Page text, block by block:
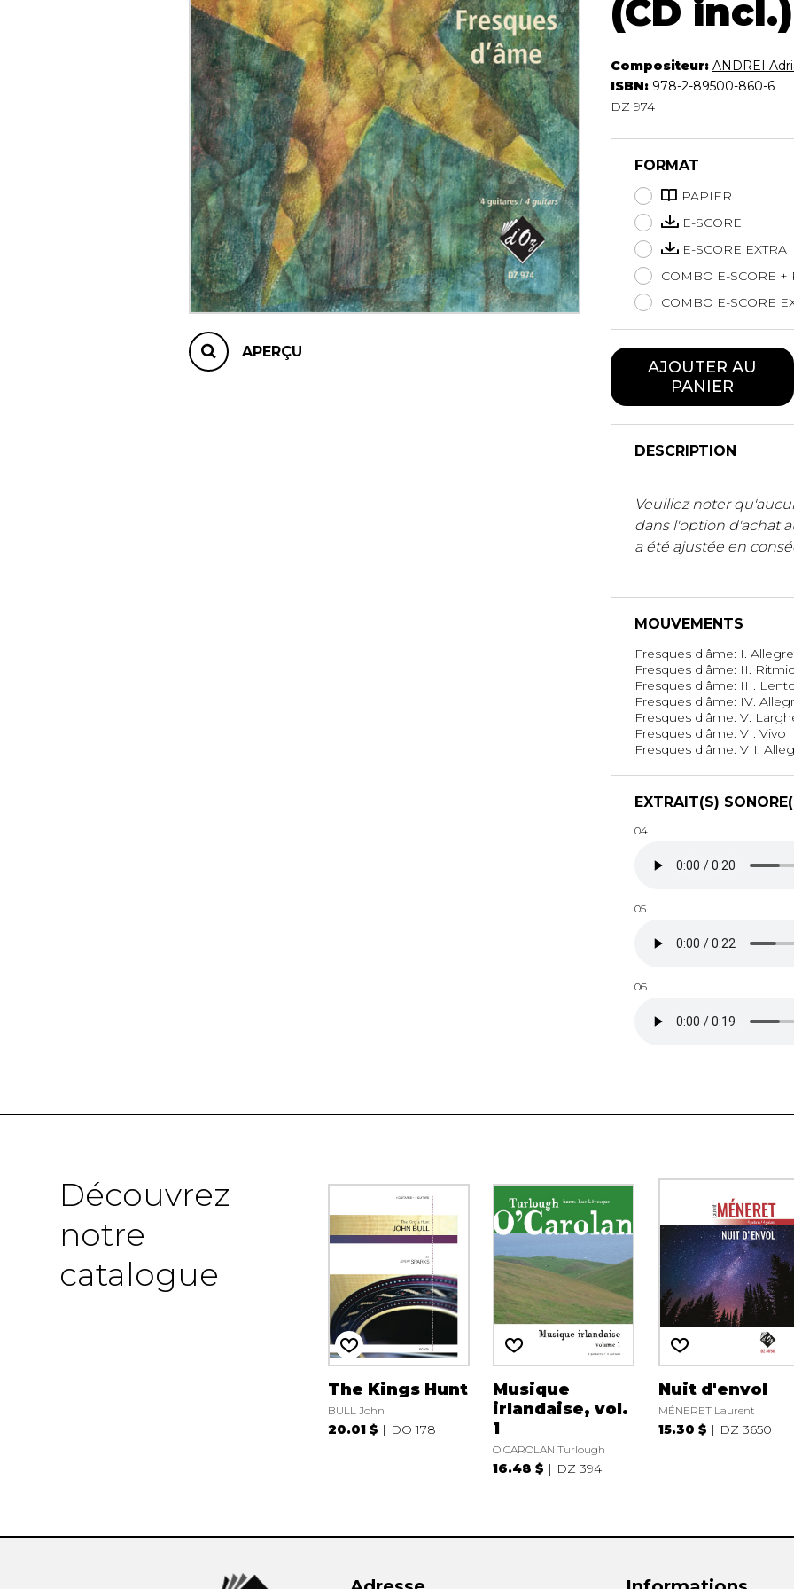
Hautbois
Orgue
Saxophone
Trombone
Tuba
Ukulélé
Violon
Violoncelle
APERÇU
(CD incl.)
Compositeur: ANDREI
ISBN: 978-2-89500-860-6
DZ 974
FORMAT
PAPIER
E-SCORE
E-SCORE EXTRA
COMBO E-SCORE +
COMBO E-SCORE
AJOUTER AU
PANIER
DESCRIPTION
Veuillez noter
dans l'option d'achat
a été ajustée en
MOUVEMENTS
Fresques d'âme: I.
Fresques d'âme: II.
Fresques d'âme: III.
Fresques d'âme: IV.
Fresques d'âme: V.
Fresques d'âme: VI. Vivo
Fresques d'âme: VII.
EXTRAIT(S)
04
05
06
Découvrez
notre
catalogue
The Kings Hunt
BULL John
20.01 $ DO 178
Musique
irlandaise, vol.
1
O'CAROLAN Turlough
16.48 $ DZ 394
Nuit d'envol
MÉNERET Laurent
15.30 $ DZ 3650